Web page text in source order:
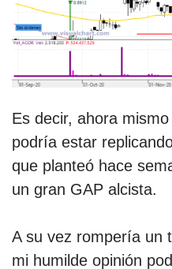
Es decir, ahora
podría estar
que planteó hace
un gran GAP alcista.
A su vez rompería un
mi humilde opinión